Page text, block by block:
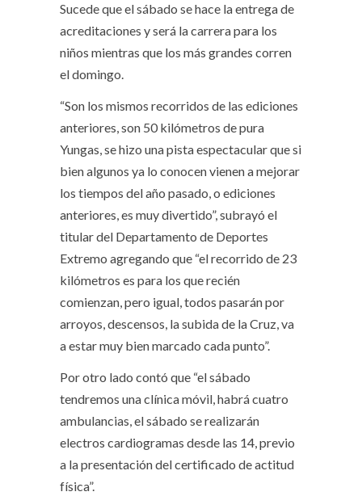
Sucede que el sábado se hace la entrega de
acreditaciones y será la carrera para los
niños mientras que los más grandes corren
el domingo.
“Son los mismos recorridos de las ediciones
anteriores, son 50 kilómetros de pura
Yungas, se hizo una pista espectacular que si
bien algunos ya lo conocen vienen a mejorar
los tiempos del año pasado, o ediciones
anteriores, es muy divertido”, subrayó el
titular del Departamento de Deportes
Extremo agregando que “el recorrido de 23
kilómetros es para los que recién
comienzan, pero igual, todos pasarán por
arroyos, descensos, la subida de la Cruz, va
a estar muy bien marcado cada punto”.
Por otro lado contó que “el sábado
tendremos una clínica móvil, habrá cuatro
ambulancias, el sábado se realizarán
electros cardiogramas desde las 14, previo
a la presentación del certificado de actitud
física”.